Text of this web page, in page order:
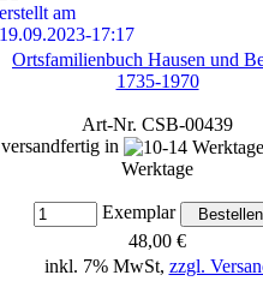
Ortsfamilienbuch Hausen und
1735-1970
Art-Nr. CSB-00439
versandfertig in
Werktage
Exemplar
48,00 €
inkl. 7% MwSt, zzgl.